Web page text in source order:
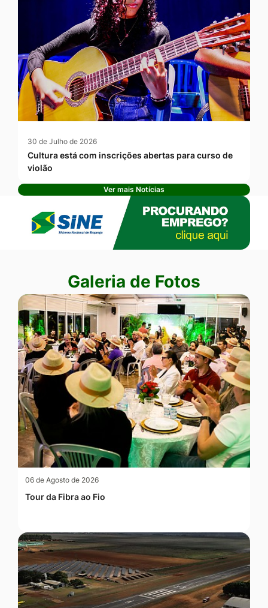
30 de Julho de 2026
Cultura está com inscrições abertas para curso de
violão
Ver mais Notícias
Seção Galeria de Fotos
Galeria de Fotos
06 de Agosto de 2026
Tour da Fibra ao Fio